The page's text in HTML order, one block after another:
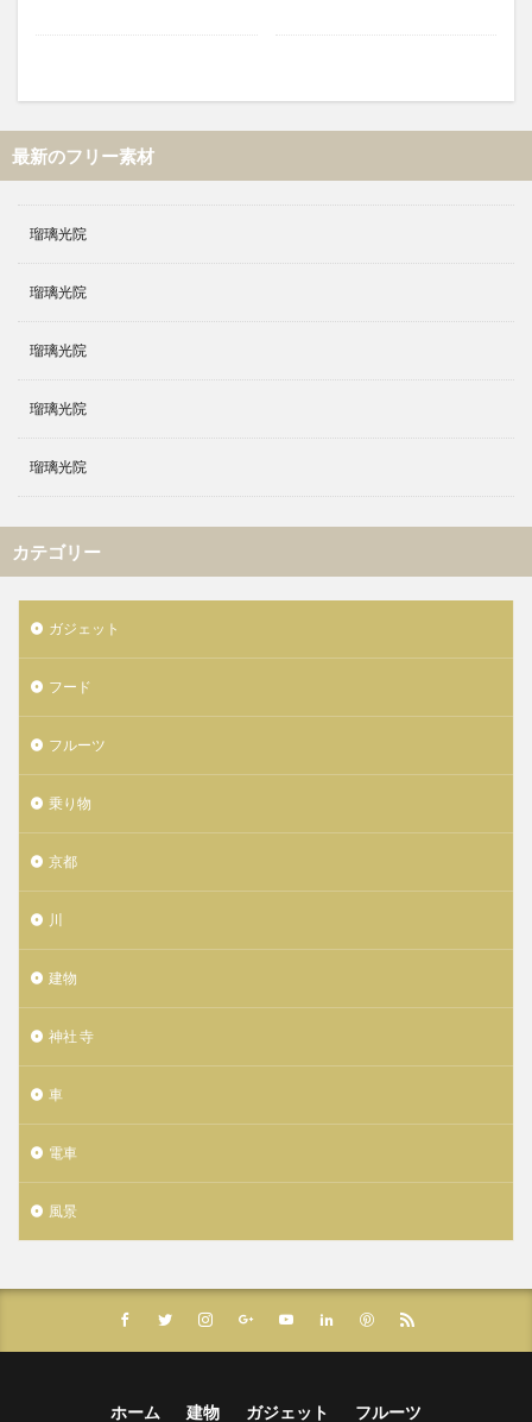
最新のフリー素材
瑠璃光院
瑠璃光院
瑠璃光院
瑠璃光院
瑠璃光院
カテゴリー
ガジェット
フード
フルーツ
乗り物
京都
川
建物
神社 寺
車
電車
風景
ホーム 建物 ガジェット フルーツ